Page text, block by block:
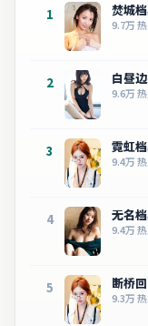
1 焚城
9.7万
2 白昼
9.6万
3 霓虹
9.4万
4 无名
9.4万
5 断桥
9.3万